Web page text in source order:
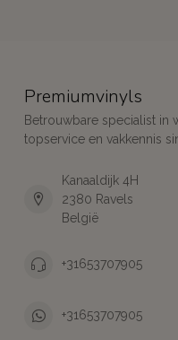
Premiumvinyls
Betrouwbare specialist in
topservice en vakkennis
Kanaaldijk 4H
2380 Ravels
België
+31653707905
+31653707905